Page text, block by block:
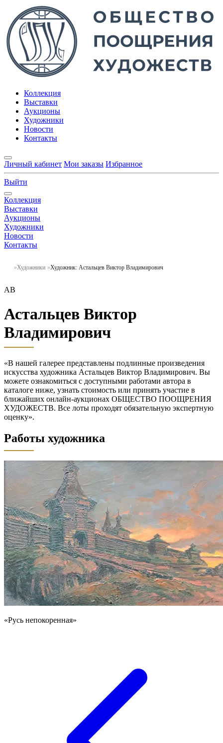
Коллекция
Выставки
Аукционы
Художники
Новости
Контакты
Личный кабинет Мои заказы Избранное
Выйти
Коллекция
Выставки
Аукционы
Художники
Новости
Контакты
Художники Художник: Астальцев Виктор Владимирович
АВ
Астальцев Виктор
Владимирович
«В нашей галерее представлены подлинные произведения
искусства художника Астальцев Виктор Владимирович. Вы
можете ознакомиться с доступными работами автора в
каталоге ниже, узнать стоимость или принять участие в
ближайших онлайн-аукционах ОБЩЕСТВО ПООЩРЕНИЯ
ХУДОЖЕСТВ. Все лоты проходят обязательную экспертную
оценку».
Работы художника
«Русь непокоренная»